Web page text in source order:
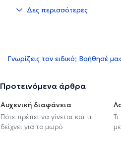
Δες περισσότερες
Γνωρίζεις τον ειδικό; Βοήθησέ
Προτεινόμενα άρθρα
Αυχενική διαφάνεια
Πότε πρέπει να γίνεται και τι
δείχνει για το μωρό